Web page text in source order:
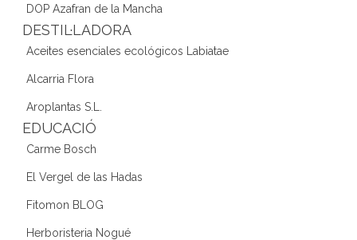
DOP Azafran de la Mancha
DESTIL·LADORA
Aceites esenciales ecológicos Labiatae
Alcarria Flora
Aroplantas S.L.
EDUCACIÓ
Carme Bosch
El Vergel de las Hadas
Fitomon BLOG
Herboristeria Nogué